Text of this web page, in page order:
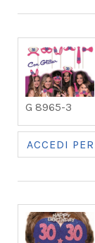
G 8965-3
ACCEDI